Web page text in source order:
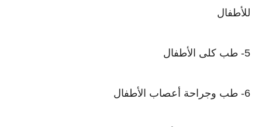
للأطفال
5- طب كلى الأطفال
6- طب وجراحة أعصاب الأطفال